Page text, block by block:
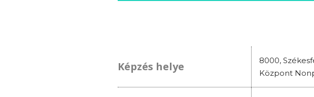
Képzés helye
8000,
Központ